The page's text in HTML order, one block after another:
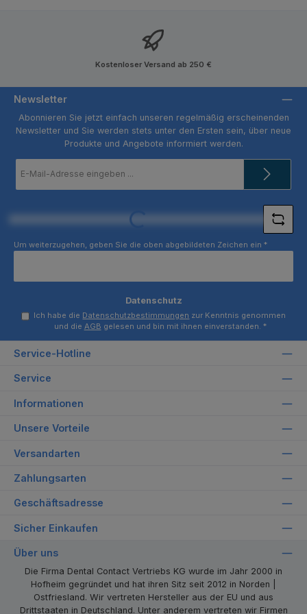
Kostenloser Versand ab 250 €
Newsletter
Abonnieren Sie jetzt einfach unseren regelmäßig erscheinenden
Newsletter und Sie werden stets unter den Ersten sein, über neue
Produkte und Angebote informiert werden.
Mail-
Loading...
Um weiterzugehen, geben Sie die oben abgebildeten Zeichen ein *
Datenschutz
Ich habe die Datenschutzbestimmungen zur Kenntnis genommen
und die AGB gelesen und bin mit ihnen einverstanden. *
Service-Hotline
Service
Informationen
Unsere Vorteile
Versandarten
Zahlungsarten
Geschäftsadresse
Sicher Einkaufen
Über uns
Die Firma Dental Contact Vertriebs KG wurde im Jahr 2000 in
Hofheim gegründet und hat ihren Sitz seit 2012 in Norden |
Ostfriesland. Wir vertreten Hersteller aus der EU und aus
Drittstaaten in Deutschland. Unter anderem vertreten wir Firmen